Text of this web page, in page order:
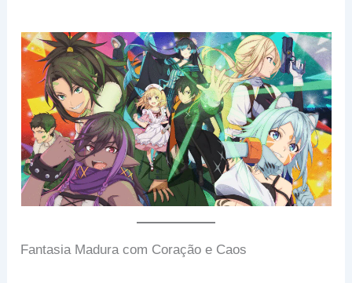
Fantasia Madura com Coração e Caos